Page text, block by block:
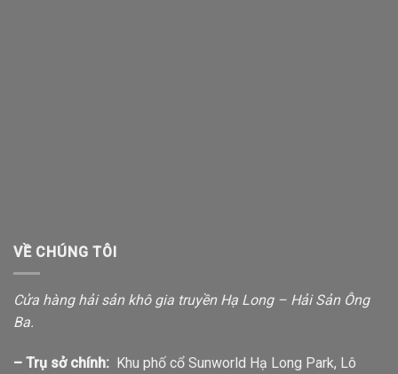
VỀ CHÚNG TÔI
Cửa hàng hải sản khô gia truyền Hạ Long – Hải Sản Ông
Ba.
– Trụ sở chính: Khu phố cổ Sunworld Hạ Long Park, Lô